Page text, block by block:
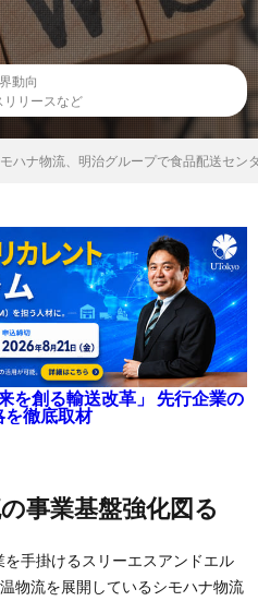
動向
リリースなど
ハナ物流、明治グループで食品配送セン
を創る輸送改革」 先行企業の
を徹底取材
事業基盤強化図る
手掛けるスリーエスアンドエル
物流を展開しているシモハナ物流